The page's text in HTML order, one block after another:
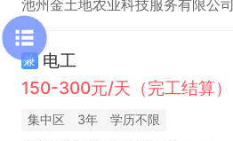
池州金土地农业科技服务有限公司
兼 电工
150-300元/天（完工结算）
集中区 3年 学历不限